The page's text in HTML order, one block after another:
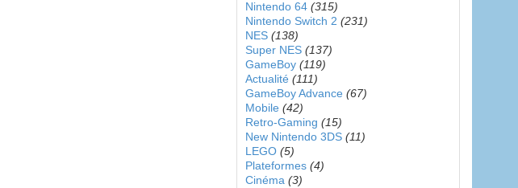
Nintendo 64 (315)
Nintendo Switch 2 (231)
NES (138)
Super NES (137)
GameBoy (119)
Actualité (111)
GameBoy Advance (67)
Mobile (42)
Retro-Gaming (15)
New Nintendo 3DS (11)
LEGO (5)
Plateformes (4)
Cinéma (3)